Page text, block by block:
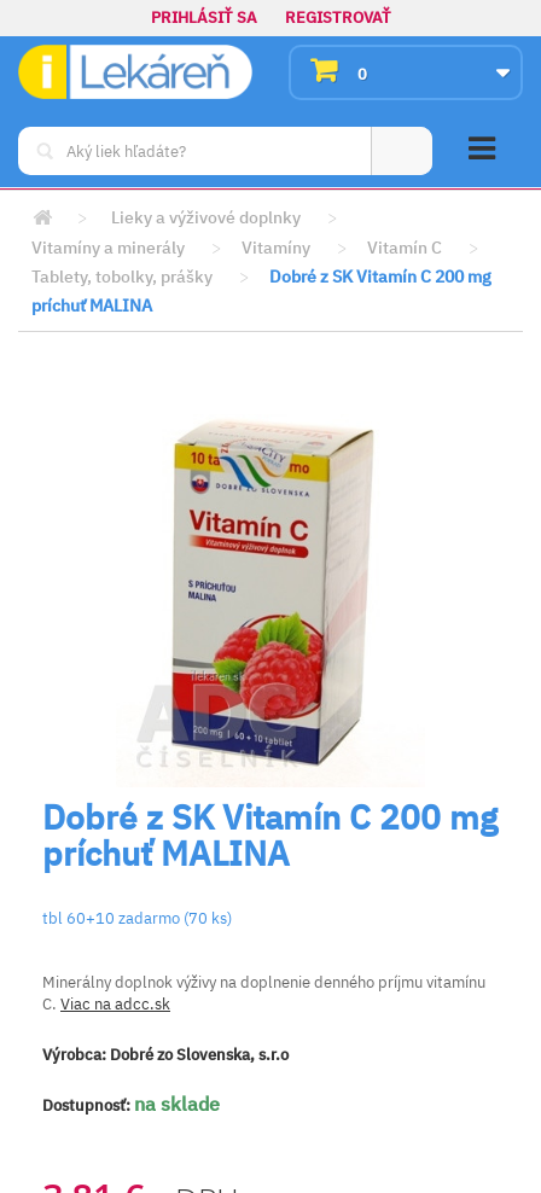
PRIHLÁSIŤ SA REGISTROVAŤ
0
> Lieky a výživové doplnky
>
Vitamíny a minerály
> Vitamíny > Vitamín C
>
Tablety, tobolky, prášky
>
Dobré z SK Vitamín C 200 mg
príchuť MALINA
Dobré z SK Vitamín C 200 mg
príchuť MALINA
tbl 60+10 zadarmo (70 ks)
Minerálny doplnok výživy na doplnenie denného príjmu vitamínu
C. Viac na adcc.sk
Výrobca: Dobré zo Slovenska, s.r.o
Dostupnosť: na sklade